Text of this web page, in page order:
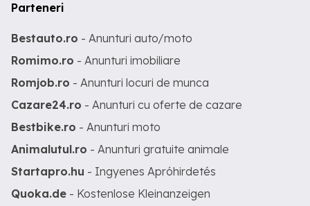
Parteneri
Bestauto.ro - Anunturi auto/moto
Romimo.ro - Anunturi imobiliare
Romjob.ro - Anunturi locuri de munca
Cazare24.ro - Anunturi cu oferte de cazare
Bestbike.ro - Anunturi moto
Animalutul.ro - Anunturi gratuite animale
Startapro.hu - Ingyenes Apróhirdetés
Quoka.de - Kostenlose Kleinanzeigen